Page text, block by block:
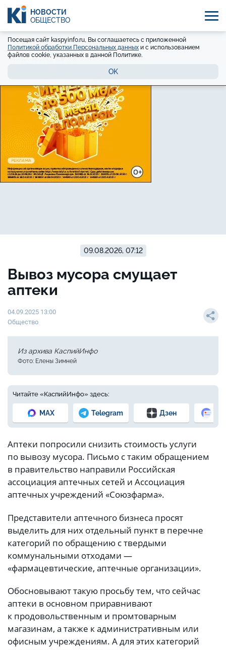
НОВОСТИ
ОБЩЕСТВО
Посещая сайт kaspyinfo.ru, Вы соглашаетесь с приложенной
Политикой обработки Персональных данных и с использованием
файлов cookie, указанных в данной Политике.
OK
09.08.2026, 07:12
Вывоз мусора смущает
аптеки
04.09.2025 13:00
Общество
Из архива КаспийИнфо
Фото: Елены Зимней
Читайте «КаспийИнфо» здесь:
MAX Telegram Дзен
Аптеки попросили снизить стоимость услуги
по вывозу мусора. Письмо с таким обращением
в правительство направили Российская
ассоциация аптечных сетей и Ассоциация
аптечных учреждений «Союзфарма».
Представители аптечного бизнеса просят
выделить для них отдельный пункт в перечне
категорий по обращению с твердыми
коммунальными отходами —
«фармацевтические, аптечные организации».
Обосновывают такую просьбу тем, что сейчас
аптеки в основном приравнивают
к продовольственным и промтоварным
магазинам, а также к административным или
офисным учреждениям. А для этих категорий